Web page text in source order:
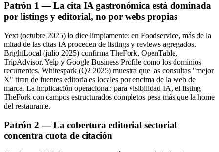
Patrón 1 — La cita IA gastronómica está dominada
por listings y editorial, no por webs propias
Yext (octubre 2025) lo dice limpiamente: en Foodservice, más de la
mitad de las citas IA proceden de listings y reviews agregados.
BrightLocal (julio 2025) confirma TheFork, OpenTable,
TripAdvisor, Yelp y Google Business Profile como los dominios
recurrentes. Whitespark (Q2 2025) muestra que las consultas "mejor
X" tiran de fuentes editoriales locales por encima de la web de
marca. La implicación operacional: para visibilidad IA, el listing
TheFork con campos estructurados completos pesa más que la home
del restaurante.
Patrón 2 — La cobertura editorial sectorial
concentra cuota de citación